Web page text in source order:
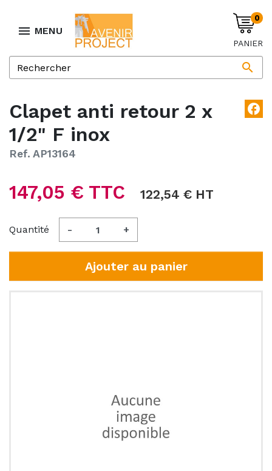
 MENU

0
PANIER
Clapet anti retour 2 x
1/2" F inox
facebook
Ref. AP13164
147,05 € TTC 122,54 € HT
Quantité - +
Ajouter au panier